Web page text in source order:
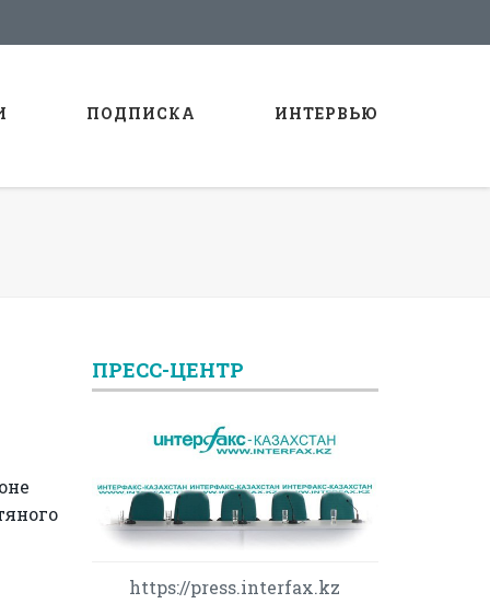
ПОДПИСКА ИНТЕРВЬЮ
ПРЕСС-ЦЕНТР
https://press.interfax.kz